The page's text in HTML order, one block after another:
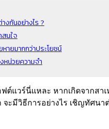
งกันอย่างไร ?
นใจ
ายมากกว่าประโยชน์
หน่วยความจำ
ต์แวร์นี่แหละ หากเกิดจากสา
ะมีวิธีการอย่างไร เชิญทัศนา